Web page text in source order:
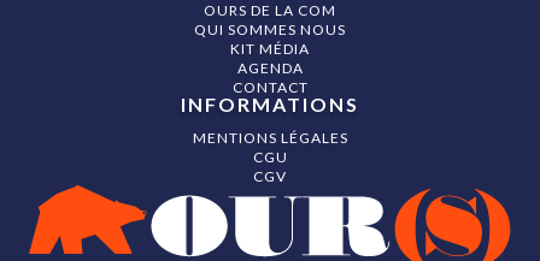
OURS DE LA COM
QUI SOMMES NOUS
KIT MÉDIA
AGENDA
CONTACT
INFORMATIONS
MENTIONS LÉGALES
CGU
CGV